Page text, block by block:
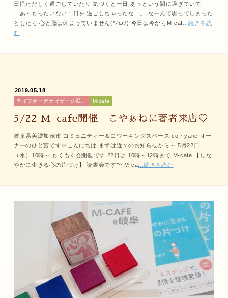
日慌ただしく過ごしていたり 気づくと一日 あっという間に過ぎていて
「あ～もったいない１日を 過ごしちゃったな…」 なーんて思ってしまった
としたら 心と脳は休まっていません(*ﾉωﾉ) 今日は今からM-caf ...続きを読
む
2019.05.18
ライフオーガナイザーの私。 M-cafe
5/22 M-cafe開催 こやぁねに著者来店♡
岐阜県美濃加茂市 コミュニティー＆コワーキングスペース co・yane オー
ナーのひと宮です☺こんにちは まずは近々のお知らせから～ 5月22日
（水）10時～ もくもく会開催です 22日は 10時～12時まで M-cafe 【しな
やかに生きる心の片づけ】 読書会です^^ M-ca ...続きを読む